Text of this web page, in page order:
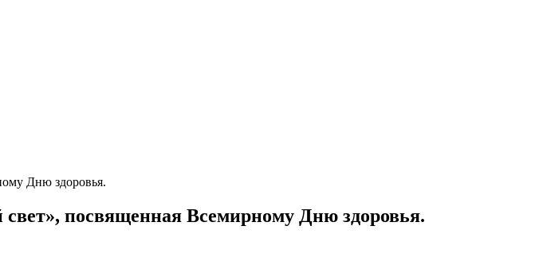
Дню здоровья.
посвященная Всемирному Дню здоровья.